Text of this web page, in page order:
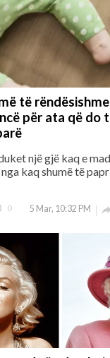
të
për ata që do
një gjë kaq e
kaq shumë të
0 5 Mar, 10:32 PM 